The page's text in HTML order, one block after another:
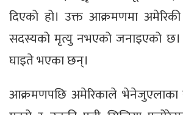
दिएको हो। उक्त आक्रमणमा
सदस्यको मृत्यु नभएको जनाइएको छ।
घाइते भएका छन्।
आक्रमणपछि अमेरिकाले भेनेजुएलाका